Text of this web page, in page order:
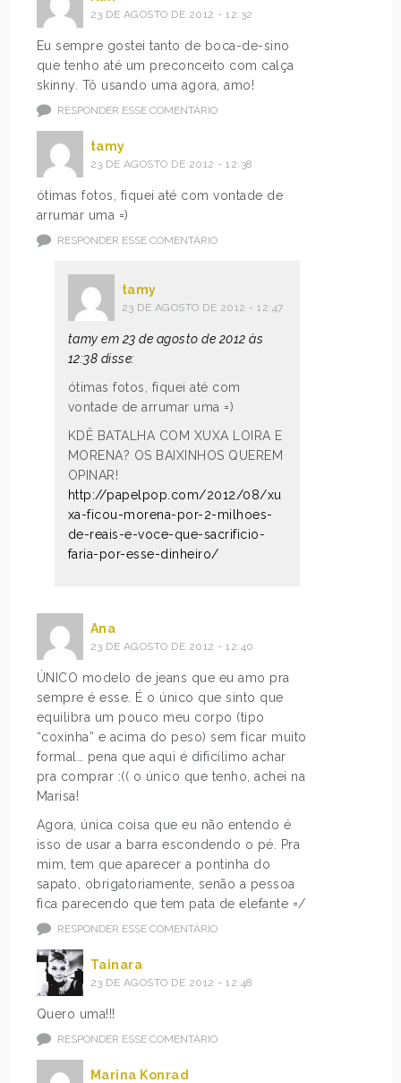
23 DE AGOSTO DE 2012 - 12:32
Eu sempre gostei tanto de boca-de-sino
que tenho até um preconceito com calça
skinny. Tô usando uma agora, amo!
RESPONDER ESSE COMENTÁRIO
tamy
23 DE AGOSTO DE 2012 - 12:38
ótimas fotos, fiquei até com vontade de
arrumar uma =)
RESPONDER ESSE COMENTÁRIO
tamy
23 DE AGOSTO DE 2012 - 12:47
tamy em 23 de agosto de 2012 às
12:38 disse:
ótimas fotos, fiquei até com
vontade de arrumar uma =)
KDÊ BATALHA COM XUXA LOIRA E
MORENA? OS BAIXINHOS QUEREM
OPINAR!
http://papelpop.com/2012/08/xu
xa-ficou-morena-por-2-milhoes-
de-reais-e-voce-que-sacrificio-
faria-por-esse-dinheiro/
Ana
23 DE AGOSTO DE 2012 - 12:40
ÚNICO modelo de jeans que eu amo pra
sempre é esse. É o único que sinto que
equilibra um pouco meu corpo (tipo
“coxinha” e acima do peso) sem ficar muito
formal… pena que aqui é dificílimo achar
pra comprar :(( o único que tenho, achei na
Marisa!
Agora, única coisa que eu não entendo é
isso de usar a barra escondendo o pé. Pra
mim, tem que aparecer a pontinha do
sapato, obrigatoriamente, senão a pessoa
fica parecendo que tem pata de elefante =/
RESPONDER ESSE COMENTÁRIO
Tainara
23 DE AGOSTO DE 2012 - 12:48
Quero uma!!!
RESPONDER ESSE COMENTÁRIO
Marina Konrad